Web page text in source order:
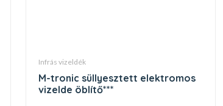
infrás vizeldék
m-tronic süllyesztett elektromos
vizelde öblítő***